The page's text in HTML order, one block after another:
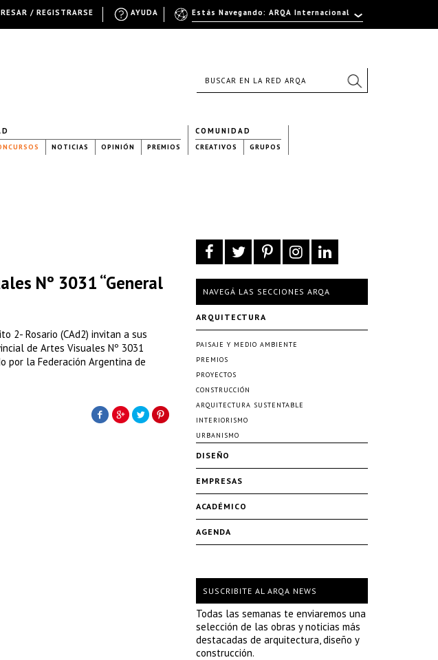
NOTICIAS OPINIÓN PREMIOS
COMUNIDAD
CREATIVOS GRUPOS
Nº 3031 “General
2- Rosario (CAd2) invitan a sus
de Artes Visuales Nº 3031
por la Federación Argentina de
NAVEGÁ LAS SECCIONES ARQA
ARQUITECTURA
PAISAJE Y MEDIO AMBIENTE
PREMIOS
PROYECTOS
CONSTRUCCIÓN
ARQUITECTURA SUSTENTABLE
INTERIORISMO
URBANISMO
DISEÑO
EMPRESAS
ACADÉMICO
AGENDA
SUSCRIBITE AL ARQA NEWS
Todas las semanas te enviaremos una
selección de las obras y noticias más
destacadas de arquitectura, diseño y
construcción.
Estás Navegando: ARQA Internacional
AYUDA
/ REGISTRARSE